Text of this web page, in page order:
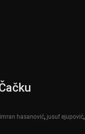
imran hasanović, jusuf ejupović,